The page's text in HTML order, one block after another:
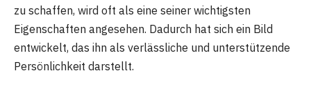
zu schaffen, wird oft als eine seiner wichtigsten
Eigenschaften angesehen. Dadurch hat sich ein Bild
entwickelt, das ihn als verlässliche und unterstützende
Persönlichkeit darstellt.